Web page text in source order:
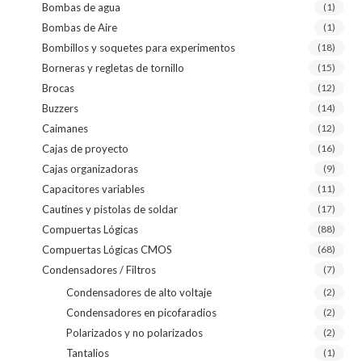
Bombas de agua (1)
Bombas de Aire (1)
Bombillos y soquetes para experimentos (18)
Borneras y regletas de tornillo (15)
Brocas (12)
Buzzers (14)
Caimanes (12)
Cajas de proyecto (16)
Cajas organizadoras (9)
Capacitores variables (11)
Cautines y pistolas de soldar (17)
Compuertas Lógicas (88)
Compuertas Lógicas CMOS (68)
Condensadores / Filtros (7)
Condensadores de alto voltaje (2)
Condensadores en picofaradios (2)
Polarizados y no polarizados (2)
Tantalios (1)